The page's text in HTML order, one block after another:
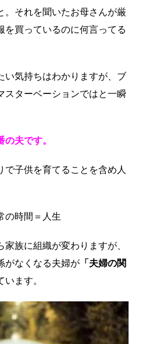
。それを聞いたお母さんが厳
を買っているのに何言ってる
い気持ちはわかりますが、ブ
スターベーションではと一瞬
夫です。
で子供を育てることを含め人
の時間＝人生
族に組織が変わりますが、
がなくなる夫婦が 「夫婦の関
ます。